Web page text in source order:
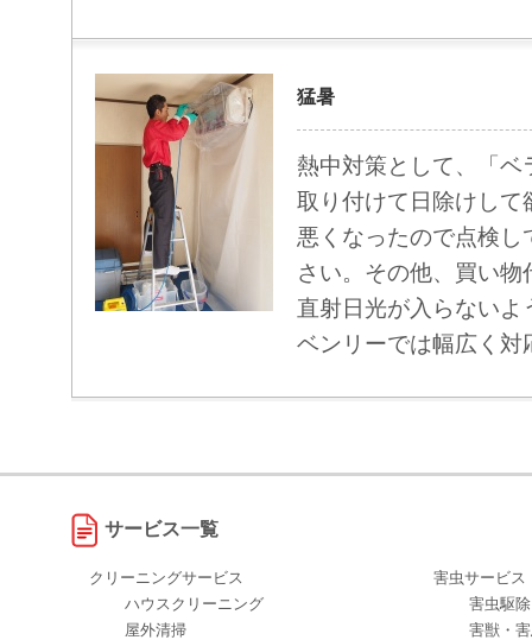
猛暑
熱中対策として、「ベ
取り付けて日除けして
悪くなったので点検
さい。その他、買い
直射日光が入らない
ベンリーでは幅広く対
サービス一覧
クリーニングサービス
ハウスクリーニング
屋外清掃
害虫サービス
害虫駆除
害獣・